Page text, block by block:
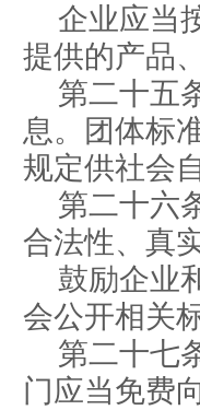
企业应当
提供的产品
第二十五
息。团体标
规定供社会
第二十六
合法性、真
鼓励企业
会公开相关
第二十七
门应当免费